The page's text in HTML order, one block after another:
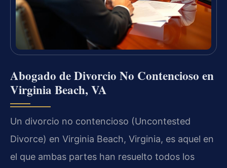
Abogado de Divorcio No Contencioso en
Virginia Beach, VA
Un divorcio no contencioso (Uncontested
Divorce) en Virginia Beach, Virginia, es aquel en
el que ambas partes han resuelto todos los